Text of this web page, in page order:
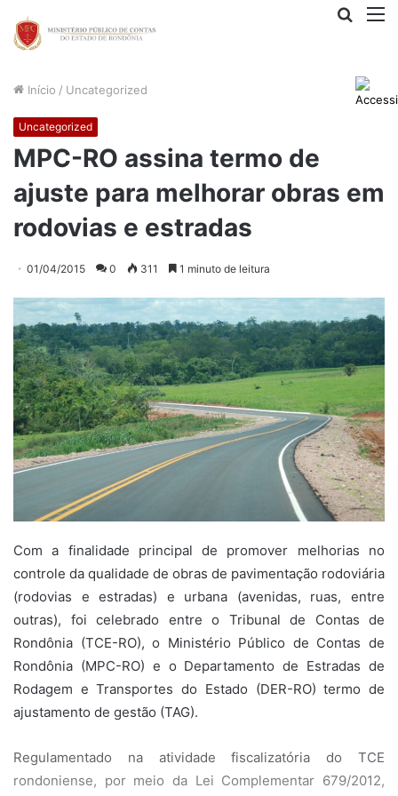
Início / Uncategorized
Uncategorized
MPC-RO assina termo de
ajuste para melhorar obras em
rodovias e estradas
01/04/2015 0 311 1 minuto de leitura
Com a finalidade principal de promover melhorias no
controle da qualidade de obras de pavimentação rodoviária
(rodovias e estradas) e urbana (avenidas, ruas, entre
outras), foi celebrado entre o Tribunal de Contas de
Rondônia (TCE-RO), o Ministério Público de Contas de
Rondônia (MPC-RO) e o Departamento de Estradas de
Rodagem e Transportes do Estado (DER-RO) termo de
ajustamento de gestão (TAG).
Regulamentado na atividade fiscalizatória do TCE
rondoniense, por meio da Lei Complementar 679/2012,